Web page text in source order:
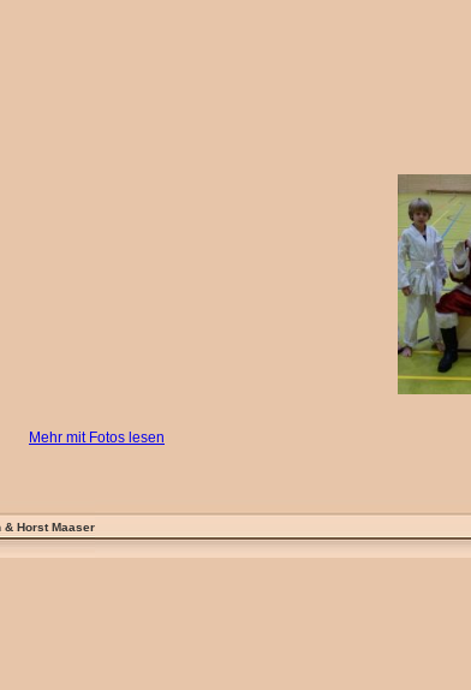
Mehr mit Fotos lesen
& Horst Maaser